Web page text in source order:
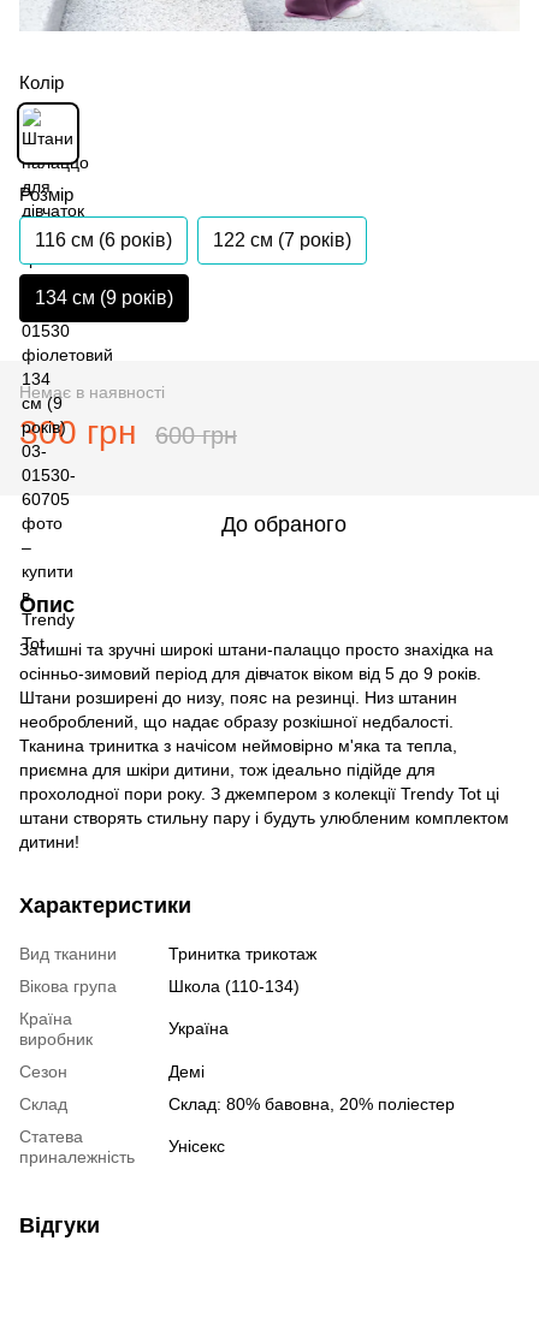
Колір
Розмір
116 см (6 років) 122 см (7 років)
134 см (9 років)
Немає в наявності
300 грн 600 грн
До обраного
Опис
Затишні та зручні широкі штани-палаццо просто знахідка на
осінньо-зимовий період для дівчаток віком від 5 до 9 років.
Штани розширені до низу, пояс на резинці. Низ штанин
необроблений, що надає образу розкішної недбалості.
Тканина тринитка з начісом неймовірно м'яка та тепла,
приємна для шкіри дитини, тож ідеально підійде для
прохолодної пори року. З джемпером з колекції Trendy Tot ці
штани створять стильну пару і будуть улюбленим комплектом
дитини!
Характеристики
Вид тканини
Тринитка трикотаж
Вікова група
Школа (110-134)
Країна
виробник
Україна
Сезон
Демі
Склад
Склад: 80% бавовна, 20% поліестер
Статева
приналежність
Унісекс
Відгуки